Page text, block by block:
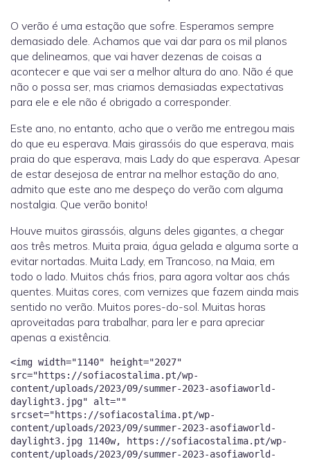
O verão é uma estação que sofre. Esperamos sempre
demasiado dele. Achamos que vai dar para os mil planos
que delineamos, que vai haver dezenas de coisas a
acontecer e que vai ser a melhor altura do ano. Não é que
não o possa ser, mas criamos demasiadas expectativas
para ele e ele não é obrigado a corresponder.
Este ano, no entanto, acho que o verão me entregou mais
do que eu esperava. Mais girassóis do que esperava, mais
praia do que esperava, mais Lady do que esperava. Apesar
de estar desejosa de entrar na melhor estação do ano,
admito que este ano me despeço do verão com alguma
nostalgia. Que verão bonito!
Houve muitos girassóis, alguns deles gigantes, a chegar
aos três metros. Muita praia, água gelada e alguma sorte a
evitar nortadas. Muita Lady, em Trancoso, na Maia, em
todo o lado. Muitos chás frios, para agora voltar aos chás
quentes. Muitas cores, com vernizes que fazem ainda mais
sentido no verão. Muitos pores-do-sol. Muitas horas
aproveitadas para trabalhar, para ler e para apreciar
apenas a existência.
<img width="1140" height="2027"
src="https://sofiacostalima.pt/wp-
content/uploads/2023/09/summer-2023-asofiaworld-
daylight3.jpg" alt=""
srcset="https://sofiacostalima.pt/wp-
content/uploads/2023/09/summer-2023-asofiaworld-
daylight3.jpg 1140w, https://sofiacostalima.pt/wp-
content/uploads/2023/09/summer-2023-asofiaworld-